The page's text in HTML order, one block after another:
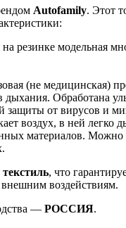
Autofamily. Этот
резинке модельная
(не медицинская)
дыхания. Обработана
защиты от вирусов и
воздух, в ней легко
материалов. Можно
текстиль, что
внешним воздействиям.
— РОССИЯ.